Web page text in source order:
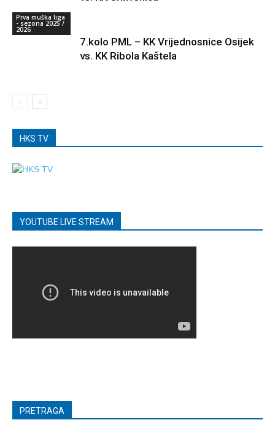
Prva muška liga
- sezona 2025 /
2026
7.kolo PML – KK Vrijednosnice Osijek
vs. KK Ribola Kaštela
HKS TV
YOUTUBE LIVE STREAM
PRETRAGA